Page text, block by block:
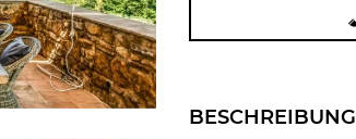
BESCHREIBUNG